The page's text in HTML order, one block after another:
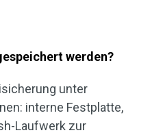
werden?
unter
interne Festplatte,
Laufwerk zur